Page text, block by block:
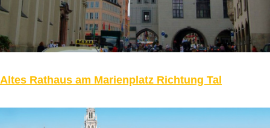
Altes Rathaus am Marienplatz Richtung Tal